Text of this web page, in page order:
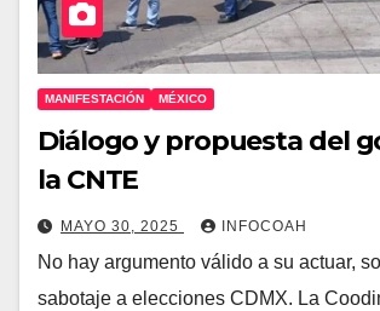
MANIFESTACIÓN MÉXICO
Diálogo y propuesta del
la CNTE
MAYO 30, 2025 INFOCOAH
No hay argumento válido a su actuar,
sabotaje a elecciones CDMX. La